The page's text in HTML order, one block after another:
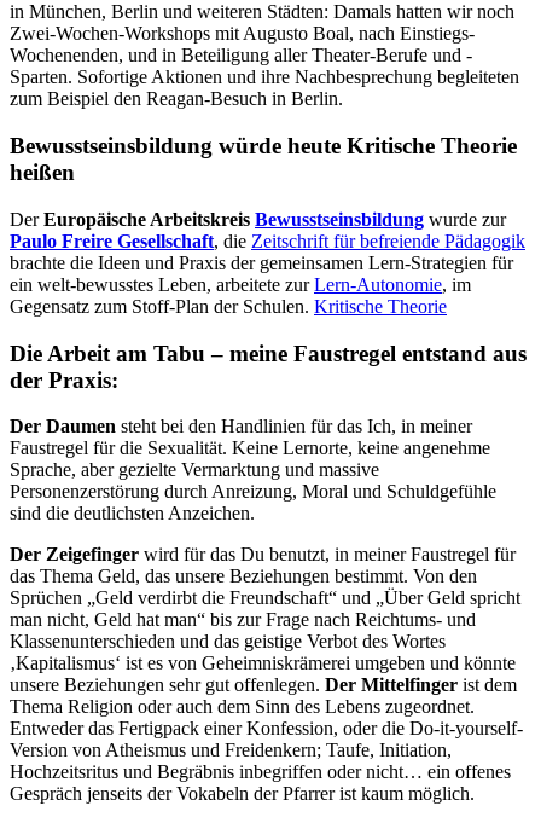
in München, Berlin und weiteren Städten: Damals hatten wir noch
Zwei-Wochen-Workshops mit Augusto Boal, nach Einstiegs-
Wochenenden, und in Beteiligung aller Theater-Berufe und -
Sparten. Sofortige Aktionen und ihre Nachbesprechung begleiteten
zum Beispiel den Reagan-Besuch in Berlin.
Bewusstseinsbildung würde heute Kritische Theorie
heißen
DerEuropäische Arbeitskreis Bewusstseinsbildung wurde zur
Paulo Freire Gesellschaft, die Zeitschrift für befreiende Pädagogik
brachte die Ideen und Praxis der gemeinsamen Lern-Strategien für
ein welt-bewusstes Leben, arbeitete zurLern-Autonomie, im
Gegensatz zum Stoff-Plan der Schulen. Kritische Theorie
Die Arbeit am Tabu – meine Faustregel entstand aus
der Praxis:
Der Daumen steht bei den Handlinien für das Ich, in meiner
Faustregel für die Sexualität. Keine Lernorte, keine angenehme
Sprache, aber gezielte Vermarktung und massive
Personenzerstörung durch Anreizung, Moral und Schuldgefühle
sind die deutlichsten Anzeichen.
Der Zeigefinger wird für das Du benutzt, in meiner Faustregel für
das Thema Geld, das unsere Beziehungen bestimmt. Von den
Sprüchen „Geld verdirbt die Freundschaft“ und „Über Geld spricht
man nicht, Geld hat man“ bis zur Frage nach Reichtums- und
Klassenunterschieden und das geistige Verbot des Wortes
‚Kapitalismus‘ ist es von Geheimniskrämerei umgeben und könnte
unsere Beziehungen sehr gut offenlegen. Der Mittelfinger ist dem
Thema Religion oder auch dem Sinn des Lebens zugeordnet.
Entweder das Fertigpack einer Konfession, oder die Do-it-yourself-
Version von Atheismus und Freidenkern; Taufe, Initiation,
Hochzeitsritus und Begräbnis inbegriffen oder nicht… ein offenes
Gespräch jenseits der Vokabeln der Pfarrer ist kaum möglich.